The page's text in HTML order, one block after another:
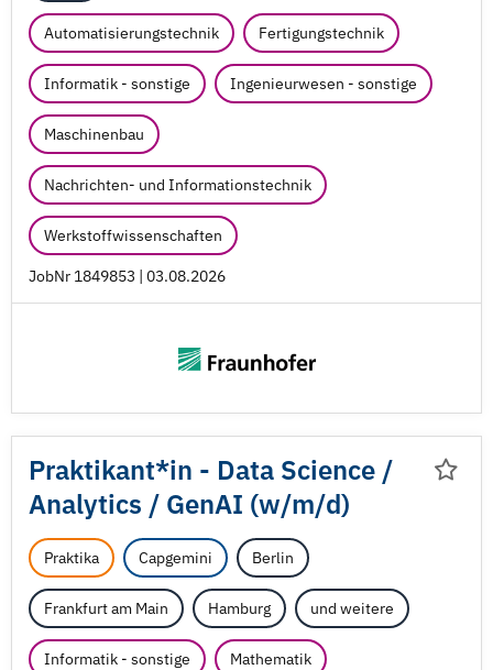
Automatisierungstechnik Fertigungstechnik
Informatik - sonstige Ingenieurwesen - sonstige
Maschinenbau
Nachrichten- und Informationstechnik
Werkstoffwissenschaften
JobNr 1849853 | 03.08.2026
Praktikant*in - Data Science /
Analytics / GenAI (w/m/d)
Praktika Capgemini Berlin
Frankfurt am Main Hamburg und weitere
Informatik - sonstige Mathematik